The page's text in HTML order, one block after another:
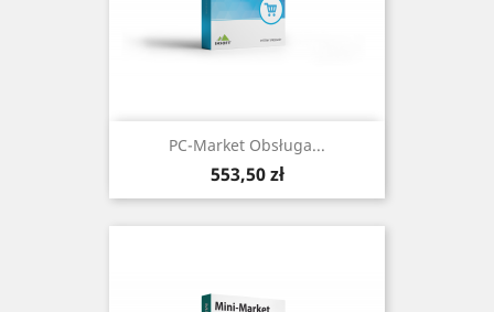
PC-Market Obsługa...
Cena
553,50 zł